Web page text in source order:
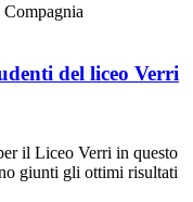
del liceo Verri
il Liceo Verri in questo
giunti gli ottimi risultati